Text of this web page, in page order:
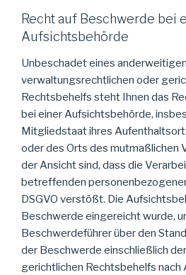
Recht auf Beschwerde bei
Aufsichtsbehörde
Unbeschadet eines anderweitigen
verwaltungsrechtlichen oder
Rechtsbehelfs steht Ihnen das
bei einer Aufsichtsbehörde,
Mitgliedstaat ihres
oder des Orts des mutmaßlichen
der Ansicht sind, dass die
betreffenden
DSGVO verstößt. Die
Beschwerde eingereicht wurde,
Beschwerdeführer über den
der Beschwerde einschließlich
gerichtlichen Rechtsbehelfs nach